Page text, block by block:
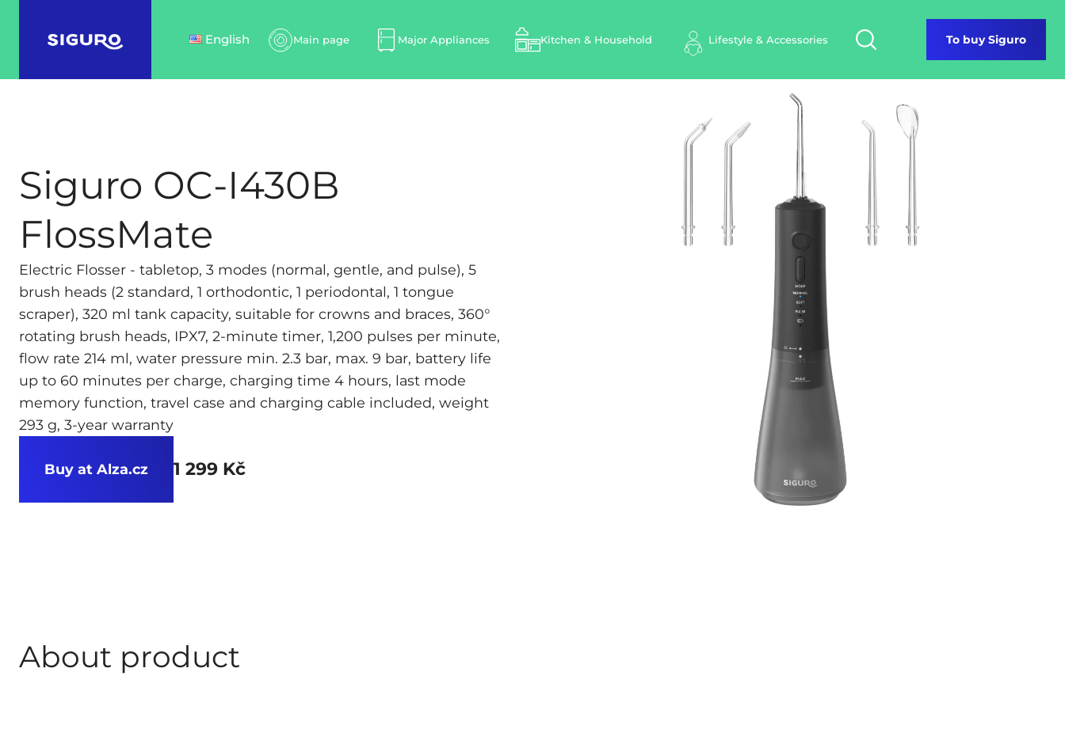
English Main page Major Appliances Kitchen & Household Lifestyle & Accessories To buy Siguro
Siguro OC-I430B
FlossMate
Electric Flosser - tabletop, 3 modes (normal, gentle, and pulse), 5
brush heads (2 standard, 1 orthodontic, 1 periodontal, 1 tongue
scraper), 320 ml tank capacity, suitable for crowns and braces, 360°
rotating brush heads, IPX7, 2-minute timer, 1,200 pulses per minute,
flow rate 214 ml, water pressure min. 2.3 bar, max. 9 bar, battery life
up to 60 minutes per charge, charging time 4 hours, last mode
memory function, travel case and charging cable included, weight
293 g, 3-year warranty
Buy at Alza.cz 1 299 Kč
About product